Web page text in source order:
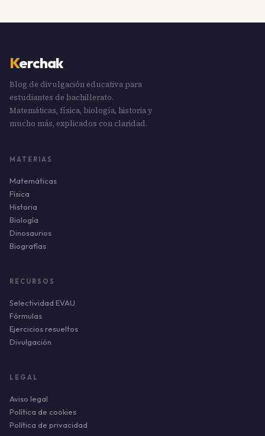
Kerchak
Blog de divulgación educativa para
estudiantes de bachillerato.
Matemáticas, física, biología, historia y
mucho más, explicados con claridad.
MATERIAS
Matemáticas
Física
Historia
Biología
Dinosaurios
Biografías
RECURSOS
Selectividad EVAU
Fórmulas
Ejercicios resueltos
Divulgación
LEGAL
Aviso legal
Política de cookies
Política de privacidad